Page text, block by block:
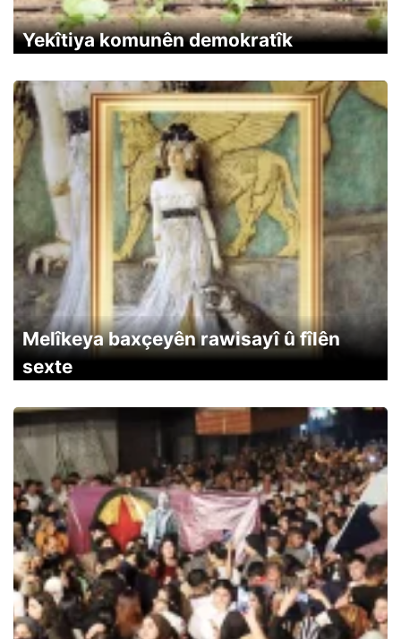
Yekîtiya komunên demokratîk
Melîkeya baxçeyên rawisayî û fîlên
sexte